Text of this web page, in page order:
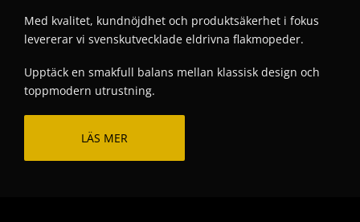
Med kvalitet, kundnöjdhet och produktsäkerhet i fokus
levererar vi svenskutvecklade eldrivna flakmopeder.
Upptäck en smakfull balans mellan klassisk design och
toppmodern utrustning.
LÄS MER